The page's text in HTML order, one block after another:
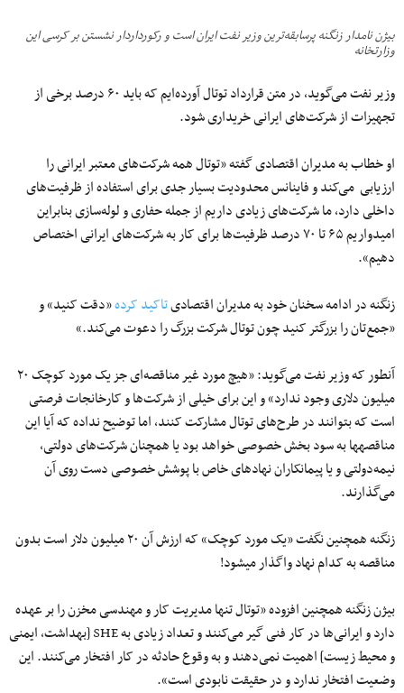
بیژن نامدار زنگنه پرسابقه‌ترین وزیر نفت ایران است و رکورداردار نشستن بر کرسی این
وزارتخانه
وزیر نفت می‌گوید، در متن قرارداد توتال آورده‌ایم که باید ۶۰ درصد برخی از
تجهیزات از شرکت‌های ایرانی خریداری شود.
او خطاب به مدیران اقتصادی گفته «توتال همه شرکت‌های معتبر ایرانی را
ارزیابی می‌کند و فاینانس محدودیت بسیار جدی برای استفاده از ظرفیت‌های
داخلی دارد، ما شرکت‌های زیادی داریم از جمله حفاری و لوله‌سازی بنابراین
امیدواریم ۶۵ تا ۷۰ درصد ظرفیت‌ها برای کار به شرکت‌های ایرانی اختصاص
دهیم».
زنگنه در ادامه سخنان خود به مدیران اقتصادیتاکید کرده«دقت کنید» و
«جمع‌تان را بزرگتر کنید چون توتال شرکت بزرگ را دعوت می‌کند.»
آنطور که وزیر نفت می‌گوید: «هیچ مورد غیر مناقصه‌ای جز یک مورد کوچک ۲۰
میلیون دلاری وجود ندارد» و این برای خیلی از شرکت‌ها و کارخانجات فرصتی
است که بتوانند در طرح‌های توتال مشارکت کنند، اما توضیح نداده که آیا این
مناقصه‎ها به سود بخش خصوصی خواهد بود یا همچنان شرکت‌های دولتی،
نیمه‌دولتی و یا پیمانکاران نهادهای خاص با پوشش خصوصی دست روی آن
می‌گذارند.
زنگنه همچنین نگفت «یک مورد کوچک» که ارزش آن ۲۰ میلیون دلار است بدون
مناقصه به کدام نهاد واگذار می‎شود!
بیژن زنگنه همچنین افزوده «‌توتال تنها مدیریت کار و مهندسی مخزن را بر عهده
دارد و ایرانی‌ها در کار فنی گیر می‌کنند و تعداد زیادی به SHE [بهداشت، ایمنی
و محیط زیست] اهمیت نمی‌دهند و به وقوع حادثه در کار افتخار می‌کنند. این
وضعیت افتخار ندارد و در حقیقت نابودی است».